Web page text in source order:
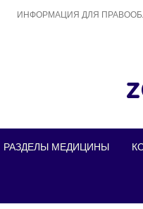
ИНФОРМАЦИЯ ДЛЯ
РАЗДЕЛЫ МЕДИЦИНЫ